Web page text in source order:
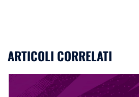
ARTICOLI CORRELATI